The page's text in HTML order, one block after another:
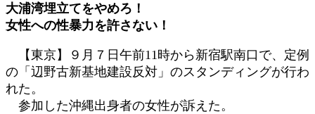
新
日
大浦湾埋立てをやめろ！
女性への性暴力を許さない！
【東京】９月７日午前11時から新宿駅南口で、定例
の「辺野古新基地建設反対」のスタンディングが行わ
れた。
参加した沖縄出身者の女性が訴えた。